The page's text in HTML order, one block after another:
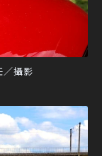
攝影